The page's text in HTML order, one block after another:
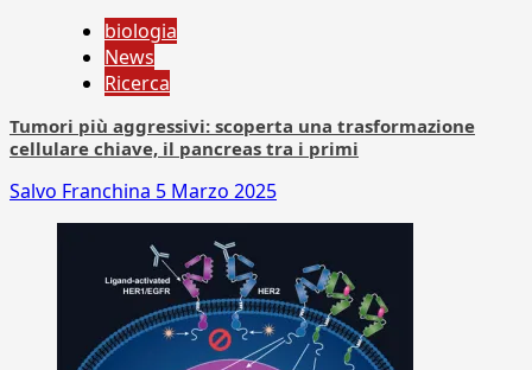
biologia
News
Ricerca
Tumori più aggressivi: scoperta una trasformazione
cellulare chiave, il pancreas tra i primi
Salvo Franchina 5 Marzo 2025